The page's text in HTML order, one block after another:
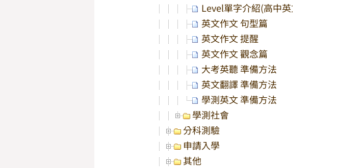
Level單字介紹(高中英文： 7000
英文作文 句型篇
英文作文 提醒
英文作文 觀念篇
大考英聽 準備方法
英文翻譯 準備方法
學測英文 準備方法
學測社會
分科測驗
申請入學
其他